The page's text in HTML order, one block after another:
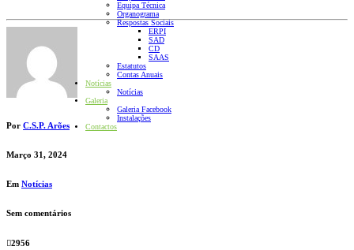
Equipa Técnica
Organograma
Respostas Sociais
ERPI
SAD
CD
SAAS
Estatutos
Contas Anuais
Notícias
Notícias
Galeria
Galeria Facebook
Instalações
Contactos
Por C.S.P. Arões
Março 31, 2024
Em Notícias
Sem comentários
2956